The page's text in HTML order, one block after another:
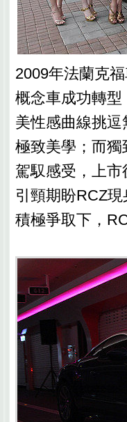
2009年法蘭克
概念車成功轉
美性感曲線挑
極致美學；而
駕馭感受，上
引頸期盼RCZ
積極爭取下，